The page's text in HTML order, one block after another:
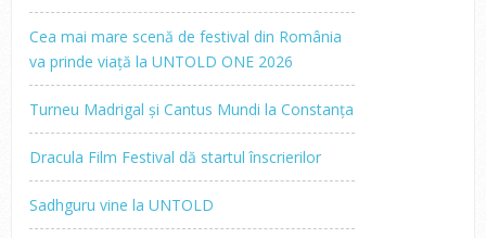
Cea mai mare scenă de festival din România
va prinde viață la UNTOLD ONE 2026
Turneu Madrigal și Cantus Mundi la Constanța
Dracula Film Festival dă startul înscrierilor
Sadhguru vine la UNTOLD